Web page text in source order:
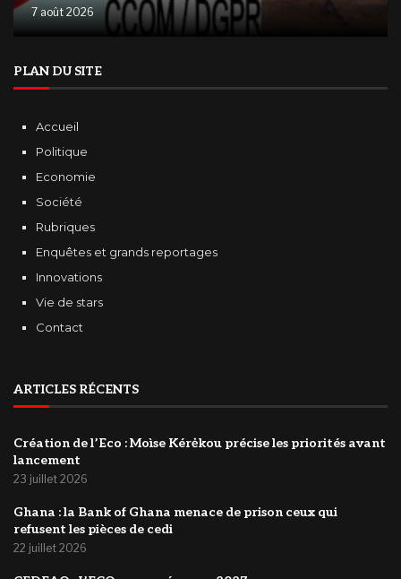
7 août 2026
PLAN DU SITE
Accueil
Politique
Economie
Société
Rubriques
Enquêtes et grands reportages
Innovations
Vie de stars
Contact
ARTICLES RÉCENTS
Création de l’Eco : Moìse Kérėkou précise les priorités avant
lancement
23 juillet 2026
‎Ghana : la Bank of Ghana menace de prison ceux qui
refusent les pièces de cedi
22 juillet 2026